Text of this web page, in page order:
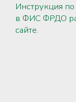
Инструкция
в ФИС ФРДО
сайте.